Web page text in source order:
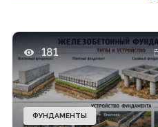
181
ФУНДАМЕНТЫ